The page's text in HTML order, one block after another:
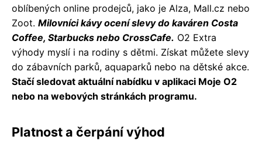
oblíbených online prodejců, jako je Alza, Mall.cz nebo
Zoot. Milovníci kávy ocení slevy do kaváren Costa
Coffee, Starbucks nebo CrossCafe. O2 Extra
výhody myslí i na rodiny s dětmi. Získat můžete slevy
do zábavních parků, aquaparků nebo na dětské akce.
Stačí sledovat aktuální nabídku v aplikaci Moje O2
nebo na webových stránkách programu.
Platnost a čerpání výhod